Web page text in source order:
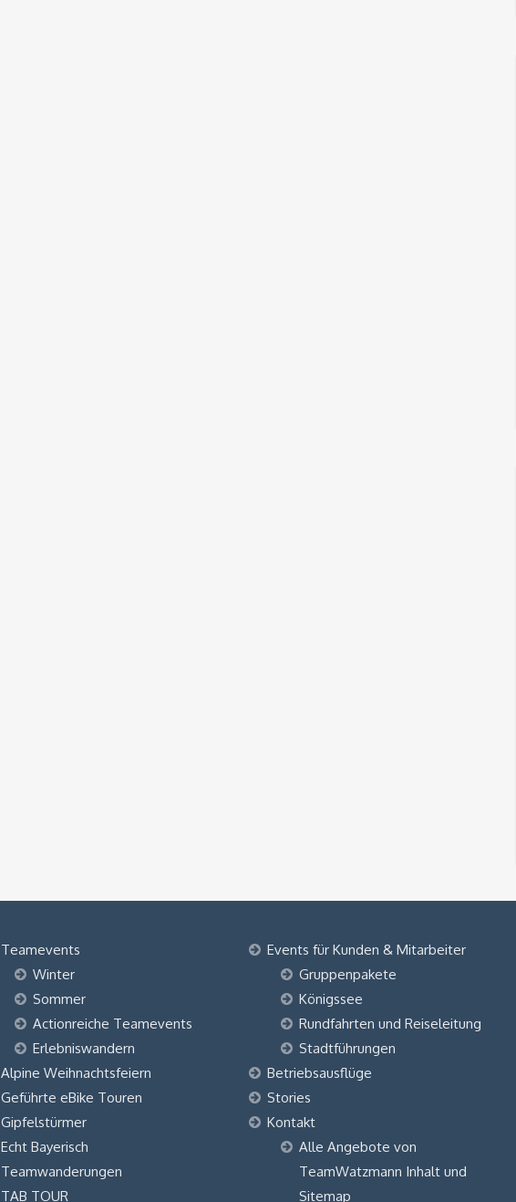
Teamevents
Winter
Sommer
Actionreiche Teamevents
Erlebniswandern
Alpine Weihnachtsfeiern
Geführte eBike Touren
Gipfelstürmer
Echt Bayerisch
Teamwanderungen
TAB TOUR
Events für Kunden & Mitarbeiter
Gruppenpakete
Königssee
Rundfahrten und Reiseleitung
Stadtführungen
Betriebsausflüge
Stories
Kontakt
Alle Angebote von
TeamWatzmann Inhalt und
Sitemap